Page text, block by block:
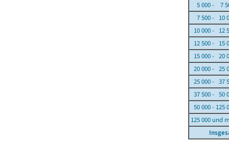
5 000 - 7
7 500 - 10
10 000 - 12
12 500 - 15
15 000 - 20
20 000 - 25
25 000 - 37
37 500 - 50
50 000 - 125
125 000 und